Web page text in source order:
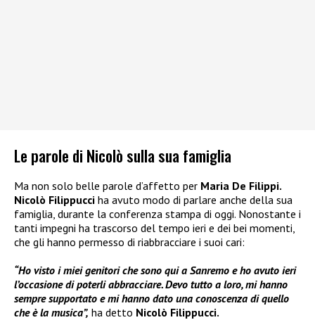
Le parole di Nicolò sulla sua famiglia
Ma non solo belle parole d’affetto per Maria De Filippi.
Nicolò Filippucci ha avuto modo di parlare anche della sua
famiglia, durante la conferenza stampa di oggi. Nonostante i
tanti impegni ha trascorso del tempo ieri e dei bei momenti,
che gli hanno permesso di riabbracciare i suoi cari:
“Ho visto i miei genitori che sono qui a Sanremo e ho avuto ieri
l’occasione di poterli abbracciare. Devo tutto a loro, mi hanno
sempre supportato e mi hanno dato una conoscenza di quello
che è la musica”, ha detto Nicolò Filippucci.